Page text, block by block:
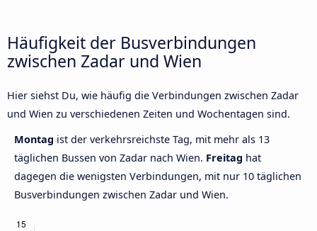
Häufigkeit der Busverbindungen
zwischen Zadar und Wien
Hier siehst Du, wie häufig die Verbindungen zwischen Zadar
und Wien zu verschiedenen Zeiten und Wochentagen sind.
Montag ist der verkehrsreichste Tag, mit mehr als 13
täglichen Bussen von Zadar nach Wien. Freitag hat
dagegen die wenigsten Verbindungen, mit nur 10 täglichen
Busverbindungen zwischen Zadar und Wien.